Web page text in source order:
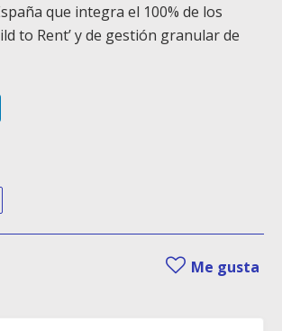
que integra el 100% de los
to Rent’ y de gestión granular de
Me gusta